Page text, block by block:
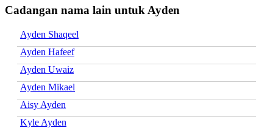
Cadangan nama lain untuk Ayden
Ayden Shaqeel
Ayden Hafeef
Ayden Uwaiz
Ayden Mikael
Aisy Ayden
Kyle Ayden